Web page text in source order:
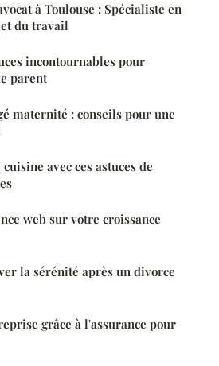
à Toulouse : Spécialiste en
du travail
incontournables pour
parent
maternité : conseils pour une
avec ces astuces de
web sur votre croissance
la sérénité après un divorce
grâce à l'assurance pour